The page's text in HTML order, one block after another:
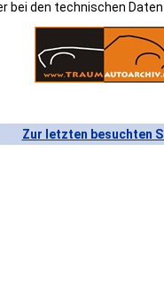
bei den technischen
Zur letzten besuchten